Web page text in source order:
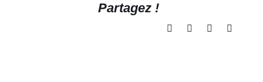
Partagez !